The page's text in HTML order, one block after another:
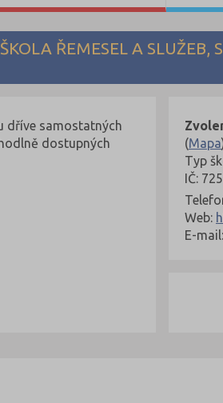
ŘEMESEL A SLUŽEB,
(Mapa
Typ
IČ:
Web:
E-mail:
dříve samostatných
dostupných